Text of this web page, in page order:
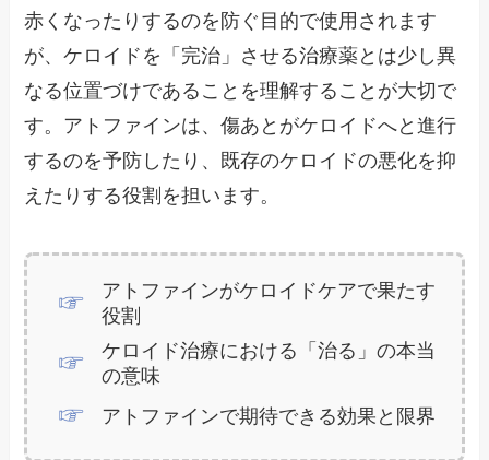
赤くなったりするのを防ぐ目的で使用されます
が、ケロイドを「完治」させる治療薬とは少し異
なる位置づけであることを理解することが大切で
す。アトファインは、傷あとがケロイドへと進行
するのを予防したり、既存のケロイドの悪化を抑
えたりする役割を担います。
アトファインがケロイドケアで果たす
役割
ケロイド治療における「治る」の本当
の意味
アトファインで期待できる効果と限界